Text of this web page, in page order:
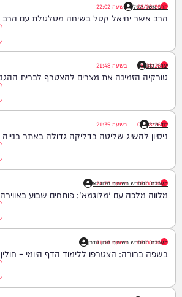
הרב אשר קסל
08/08/26
| בשעה 22:02
הרב אשר יחיאל קסל בשיחה מטלטלת עם הרב
יצחק כהן
08/08/26
| בשעה 21:48
טורקיה הזמינה את מצרים להצטרף לברית
דוד חדד
08/08/26
| בשעה 21:35
ניסיון להשיג שליטה בדליקה גדולה באתר
מערכת המחדש בשיתוף מלוגמא
08/08/26
| בשעה 21:23
מלווה מלכה עם 'מלוגמא': פותחים שבוע
מערכת המחדש בשיתוף מכון הדרן
08/08/26
| בשעה 21:12
בשפה ברורה: הצטרפו ללימוד הדף היומי –